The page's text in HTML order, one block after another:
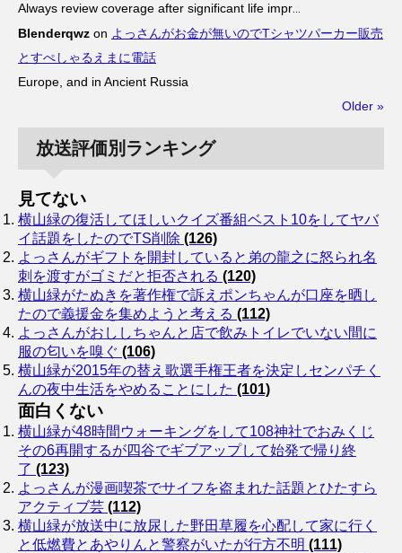
Always review coverage after significant life impr
Blenderqwz on よっさんがお金が無いのでTシャツパーカー販売
とすぺしゃるえまに電話
Europe, and in Ancient Russia
Older »
放送評価別ランキング
見てない
横山緑の復活してほしいクイズ番組ベスト10をしてヤバ
イ話題をしたのでTS削除 (126)
よっさんがギフトを開封していると弟の龍之に怒られ名
刺を渡すがゴミだと拒否される (120)
横山緑がたぬきを著作権で訴えポンちゃんが口座を晒し
たので義援金を集めようと考える (112)
よっさんがおししちゃんと店で飲みトイレでいない間に
服の匂いを嗅ぐ (106)
横山緑が2015年の替え歌選手権王者を決定しセンパチく
んの夜中生活をやめることにした (101)
面白くない
横山緑が48時間ウォーキングをして108神社でおみくじ
その6再開するが四谷でギブアップして始発で帰り終
了 (123)
よっさんが漫画喫茶でサイフを盗まれた話題とひたすら
アクティブ芸 (112)
横山緑が放送中に放尿した野田草履を心配して家に行く
と低燃費とあやりんと警察がいたが行方不明 (111)